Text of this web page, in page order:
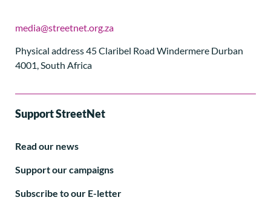
media@streetnet.org.za
Physical address 45 Claribel Road Windermere Durban
4001, South Africa
Support StreetNet
Read our news
Support our campaigns
Subscribe to our E-letter